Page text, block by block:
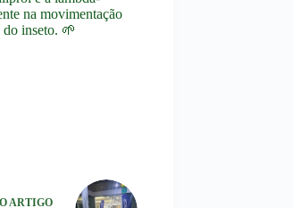
na movimentação
inseto. 🌱
ARTIGO